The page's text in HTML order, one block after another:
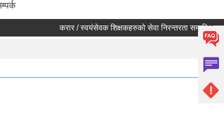
करार / स्वयंसेवक शिक्षकहरुको सेवा निरन्तरता सम्बन्धि सूचना।